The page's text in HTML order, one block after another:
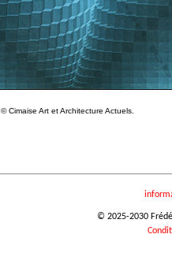
© Cimaise Art et Architecture Actuels.
© 2025-2030